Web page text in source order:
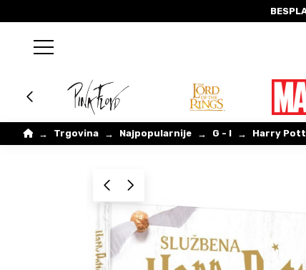
Home
→ Trgovina → Najpopularnije → G - I → Harry